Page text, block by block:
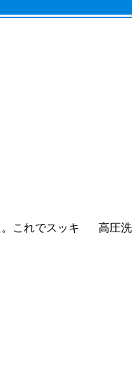
これでスッキ
高圧